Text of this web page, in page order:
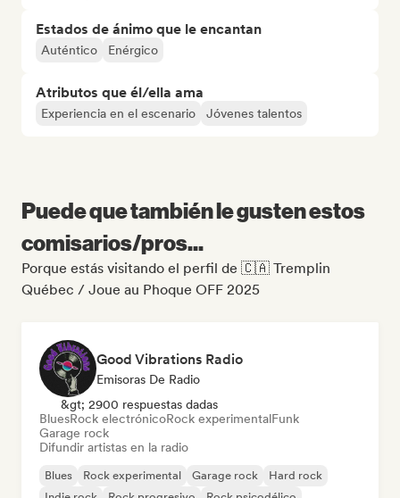
Estados de ánimo que le encantan
Auténtico Enérgico
Atributos que él/ella ama
Experiencia en el escenario Jóvenes talentos
Puede que también le gusten estos
comisarios/pros...
Porque estás visitando el perfil de 🇨🇦 Tremplin
Québec / Joue au Phoque OFF 2025
Good Vibrations Radio
Emisoras De Radio
&gt; 2900 respuestas dadas
BluesRock electrónicoRock experimentalFunk
Garage rock
Difundir artistas en la radio
Blues Rock experimental Garage rock
Hard rock